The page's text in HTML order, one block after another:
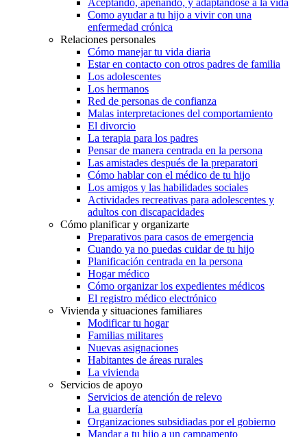
Como ayudar a tu hijo a vivir con una
enfermedad crónica
Relaciones personales
Cómo manejar tu vida diaria
Estar en contacto con otros padres de familia
Los adolescentes
Los hermanos
Red de personas de confianza
Malas interpretaciones del comportamiento
El divorcio
La terapia para los padres
Pensar de manera centrada en la persona
Las amistades después de la preparatori
Cómo hablar con el médico de tu hijo
Los amigos y las habilidades sociales
Actividades recreativas para adolescentes y
adultos con discapacidades
Cómo planificar y organizarte
Preparativos para casos de emergencia
Cuando ya no puedas cuidar de tu hijo
Planificación centrada en la persona
Hogar médico
Cómo organizar los expedientes médicos
El registro médico electrónico
Vivienda y situaciones familiares
Modificar tu hogar
Familias militares
Nuevas asignaciones
Habitantes de áreas rurales
La vivienda
Servicios de apoyo
Servicios de atención de relevo
La guardería
Organizaciones subsidiadas por el gobierno
Mandar a tu hijo a un campamento